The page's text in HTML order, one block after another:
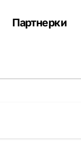
Партнерки